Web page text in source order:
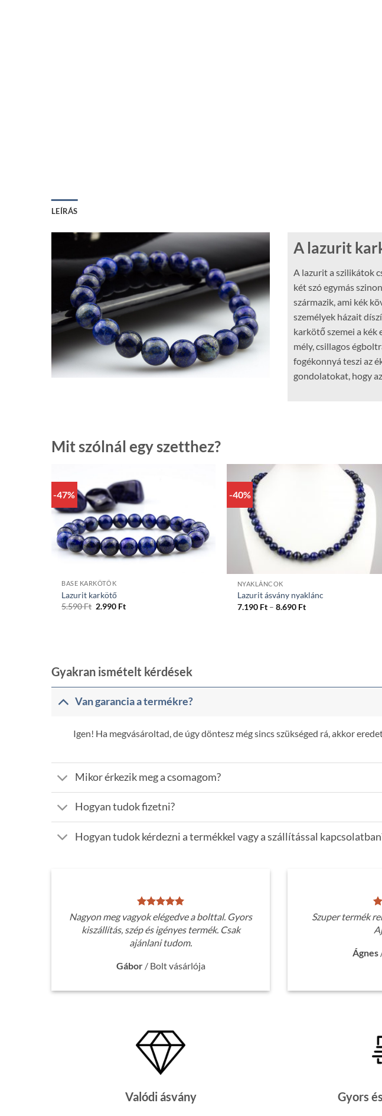
LEÍRÁS
A lazurit
A lazurit a szilikátok
két szó egymás
származik, ami kék
személyek házait
karkötő szemei a kék
mély, csillagos
fogékonnyá teszi az
gondolatokat, hogy
Mit szólnál egy szetthez?
-47%
BASE KARKÖTŐK
Lazurit karkötő
5.590Ft Original
2.990 FtCurrent
-40%
NYAKLÁNCOK
Lazurit ásvány nyaklánc
7.190 Ft – 8.690 FtÁrtartomány:
Gyakran ismételt kérdések
Van garancia a termékre?
Igen! Ha megvásároltad, de úgy döntesz még sincs szükséged rá, akkor
Mikor érkezik meg a csomagom?
Hogyan tudok fizetni?
Hogyan tudok kérdezni a termékkel vagy a szállítással
Nagyon meg vagyok elégedve a bolttal. Gyors
kiszállítás, szép és igényes termék. Csak
ajánlani tudom.
Gábor / Bolt vásárlója
Szuper termék
Ágnes
Valódi ásvány Gyors